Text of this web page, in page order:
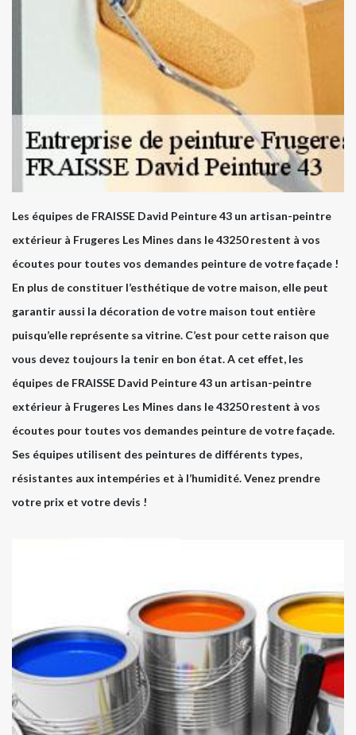
Les équipes de FRAISSE David Peinture 43 un artisan-peintre
extérieur à Frugeres Les Mines dans le 43250 restent à vos
écoutes pour toutes vos demandes peinture de votre façade !
En plus de constituer l’esthétique de votre maison, elle peut
garantir aussi la décoration de votre maison tout entière
puisqu’elle représente sa vitrine. C’est pour cette raison que
vous devez toujours la tenir en bon état. A cet effet, les
équipes de FRAISSE David Peinture 43 un artisan-peintre
extérieur à Frugeres Les Mines dans le 43250 restent à vos
écoutes pour toutes vos demandes peinture de votre façade.
Ses équipes utilisent des peintures de différents types,
résistantes aux intempéries et à l’humidité. Venez prendre
votre prix et votre devis !